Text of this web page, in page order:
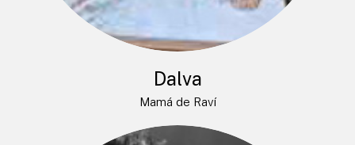
Dalva
Mamá de Raví